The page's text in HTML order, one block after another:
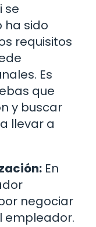
se
ha sido
requisitos
Es
que
y buscar
llevar a
En
negociar
empleador.